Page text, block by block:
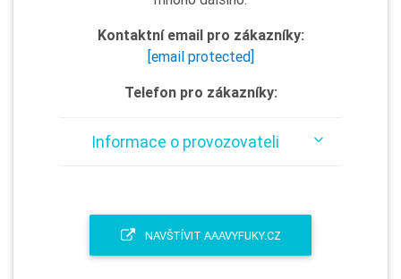
Kontaktní email pro zákazníky:
[email protected]
Telefon pro zákazníky:
Informace o provozovateli
NAVŠTÍVIT AAAVYFUKY.CZ